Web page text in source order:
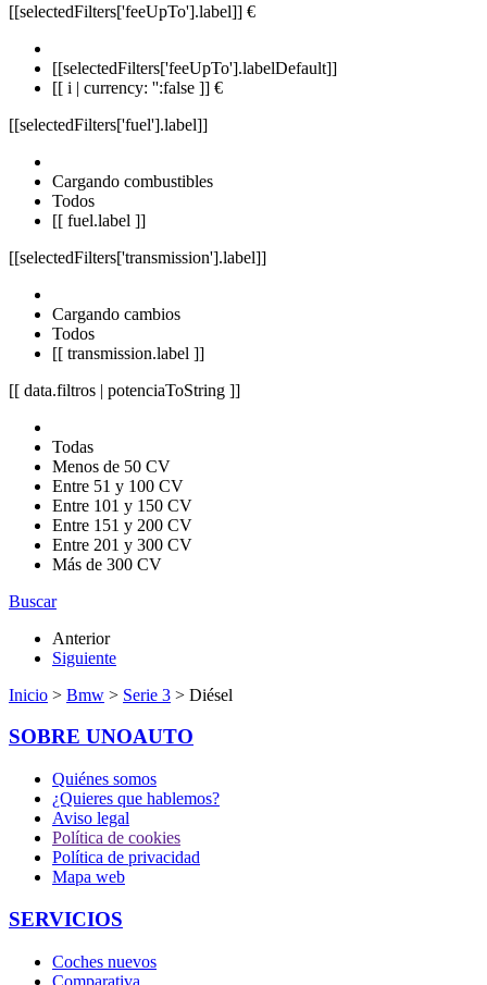
[[selectedFilters['feeUpTo'].label]] €
[[selectedFilters['feeUpTo'].labelDefault]]
[[ i | currency: '':false ]] €
[[selectedFilters['fuel'].label]]
Cargando combustibles
Todos
[[ fuel.label ]]
[[selectedFilters['transmission'].label]]
Cargando cambios
Todos
[[ transmission.label ]]
[[ data.filtros | potenciaToString ]]
Todas
Menos de 50 CV
Entre 51 y 100 CV
Entre 101 y 150 CV
Entre 151 y 200 CV
Entre 201 y 300 CV
Más de 300 CV
Buscar
Anterior
Siguiente
Inicio > Bmw > Serie 3 > Diésel
SOBRE UNOAUTO
Quiénes somos
¿Quieres que hablemos?
Aviso legal
Política de cookies
Política de privacidad
Mapa web
SERVICIOS
Coches nuevos
Comparativa